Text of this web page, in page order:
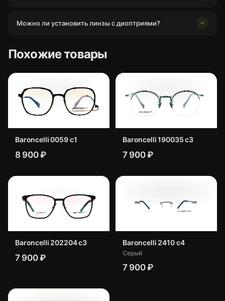
Можно ли установить линзы с диоптриями?
Похожие товары
Baroncelli 0059 c1
8 900 ₽
Baroncelli 190035 с3
7 900 ₽
Baroncelli 202204 c3
7 900 ₽
Baroncelli 2410 с4
Серый
7 900 ₽